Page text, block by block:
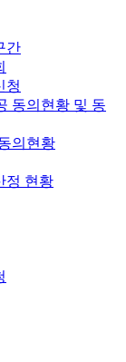
간
청
동의현황 및 동
의현황
정 현황